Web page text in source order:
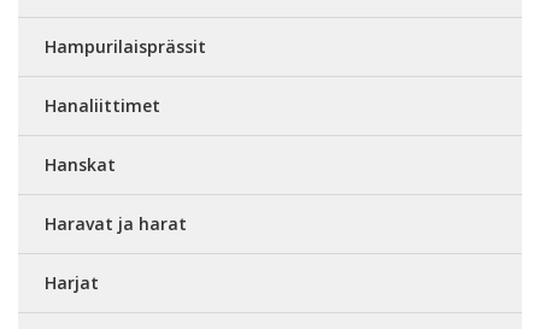
Hampurilaisprässit
Hanaliittimet
Hanskat
Haravat ja harat
Harjat